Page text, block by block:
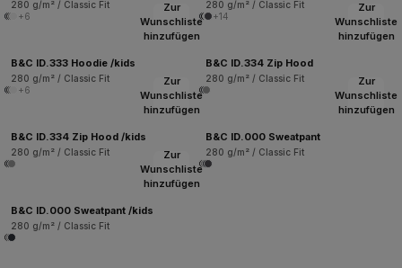
280 g/m² / Classic Fit
+6
280 g/m² / Classic Fit
+14
Zur
Wunschliste
hinzufügen
B&C ID.333 Hoodie /kids
280 g/m² / Classic Fit
+6
Zur
Wunschliste
hinzufügen
B&C ID.334 Zip Hood
280 g/m² / Classic Fit
Zur
Wunschliste
hinzufügen
B&C ID.334 Zip Hood /kids
280 g/m² / Classic Fit
Zur
Wunschliste
hinzufügen
B&C ID.000 Sweatpant
280 g/m² / Classic Fit
Zur
Wunschliste
hinzufügen
B&C ID.000 Sweatpant /kids
280 g/m² / Classic Fit